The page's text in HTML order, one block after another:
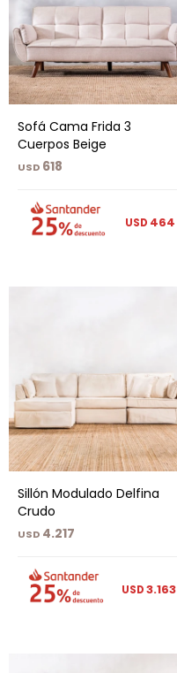
Sofá Cama Frida 3
Cuerpos Beige
USD 618
USD 464
Sillón Modulado Delfina
Crudo
USD 4.217
USD3.163